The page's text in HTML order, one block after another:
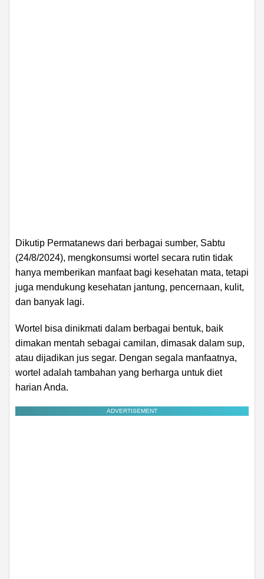
Dikutip Permatanews dari berbagai sumber, Sabtu
(24/8/2024), mengkonsumsi wortel secara rutin tidak
hanya memberikan manfaat bagi kesehatan mata, tetapi
juga mendukung kesehatan jantung, pencernaan, kulit,
dan banyak lagi.
Wortel bisa dinikmati dalam berbagai bentuk, baik
dimakan mentah sebagai camilan, dimasak dalam sup,
atau dijadikan jus segar. Dengan segala manfaatnya,
wortel adalah tambahan yang berharga untuk diet
harian Anda.
ADVERTISEMENT